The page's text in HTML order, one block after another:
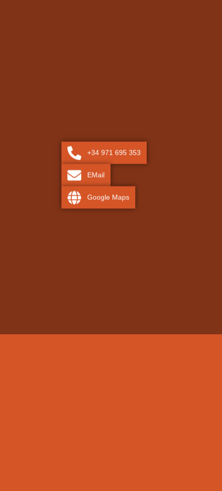
+34 971 695 353
EMail
Google Maps